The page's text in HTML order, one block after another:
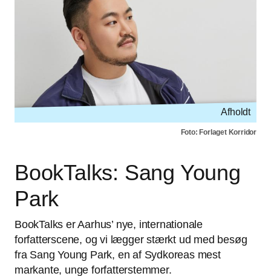
Afholdt
Foto: Forlaget Korridor
BookTalks: Sang Young
Park
BookTalks er Aarhus’ nye, internationale
forfatterscene, og vi lægger stærkt ud med besøg
fra Sang Young Park, en af Sydkoreas mest
markante, unge forfatterstemmer.